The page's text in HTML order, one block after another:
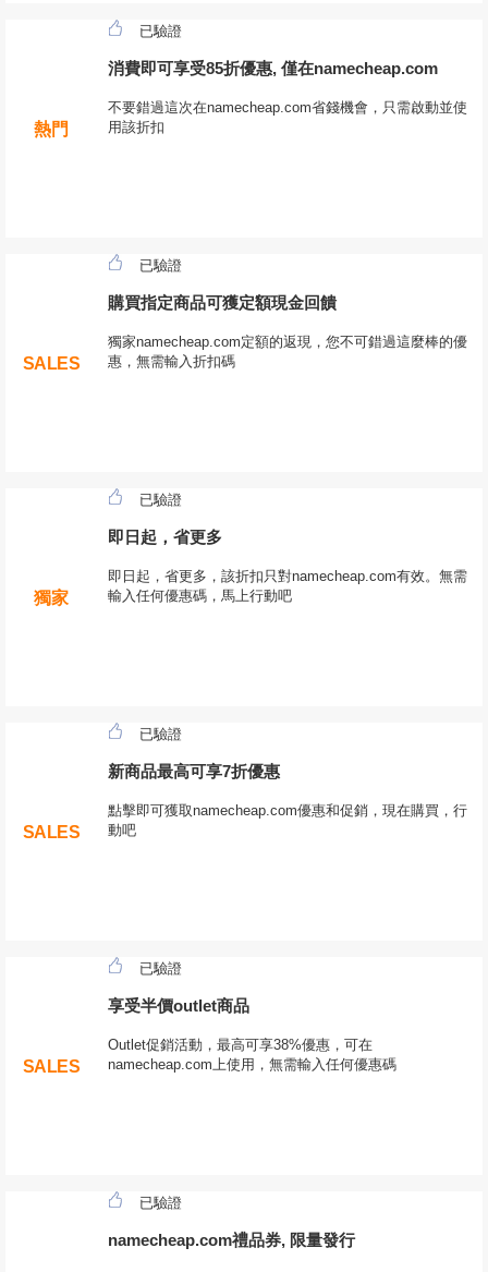
熱門
已驗證
消費即可享受85折優惠, 僅在namecheap.com
不要錯過這次在namecheap.com省錢機會，只需啟動並使
用該折扣
SALES
已驗證
購買指定商品可獲定額現金回饋
獨家namecheap.com定額的返現，您不可錯過這麼棒的優
惠，無需輸入折扣碼
獨家
已驗證
即日起，省更多
即日起，省更多，該折扣只對namecheap.com有效。無需
輸入任何優惠碼，馬上行動吧
SALES
已驗證
新商品最高可享7折優惠
點擊即可獲取namecheap.com優惠和促銷，現在購買，行
動吧
SALES
已驗證
享受半價outlet商品
Outlet促銷活動，最高可享38%優惠，可在
namecheap.com上使用，無需輸入任何優惠碼
已驗證
namecheap.com禮品券, 限量發行